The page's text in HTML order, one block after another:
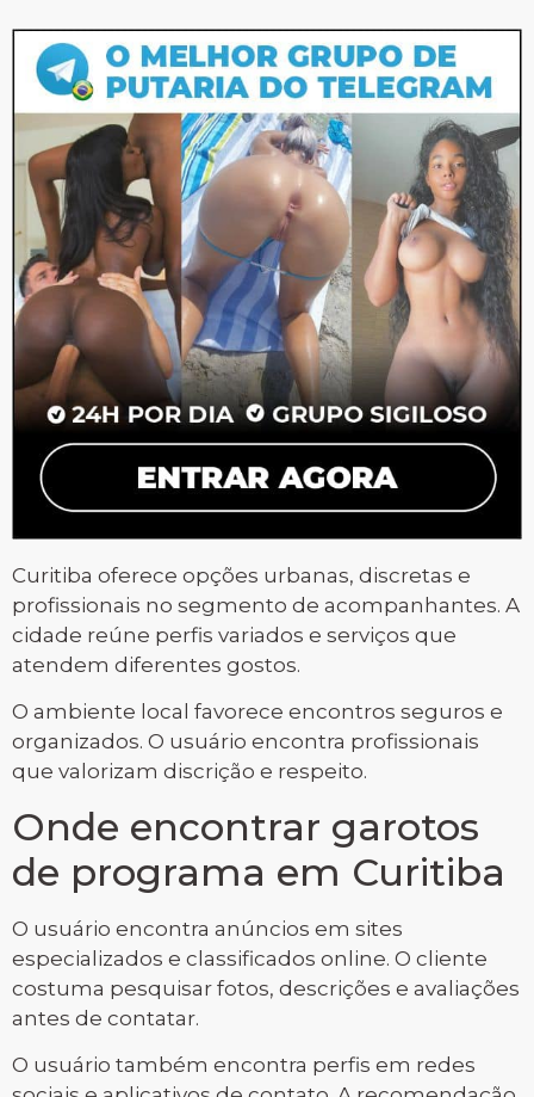
Curitiba oferece opções urbanas, discretas e
profissionais no segmento de acompanhantes. A
cidade reúne perfis variados e serviços que
atendem diferentes gostos.
O ambiente local favorece encontros seguros e
organizados. O usuário encontra profissionais
que valorizam discrição e respeito.
Onde encontrar garotos
de programa em Curitiba
O usuário encontra anúncios em sites
especializados e classificados online. O cliente
costuma pesquisar fotos, descrições e avaliações
antes de contatar.
O usuário também encontra perfis em redes